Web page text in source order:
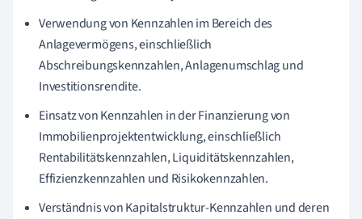
Verwendung von Kennzahlen im Bereich des
Anlagevermögens, einschließlich
Abschreibungskennzahlen, Anlagenumschlag und
Investitionsrendite.
Einsatz von Kennzahlen in der Finanzierung von
Immobilienprojektentwicklung, einschließlich
Rentabilitätskennzahlen, Liquiditätskennzahlen,
Effizienzkennzahlen und Risikokennzahlen.
Verständnis von Kapitalstruktur-Kennzahlen und deren